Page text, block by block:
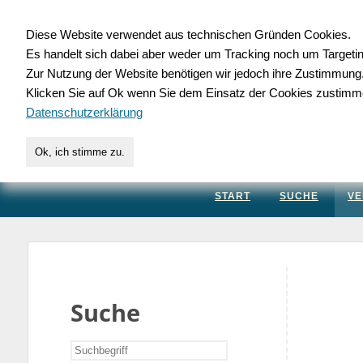
für Handwerk,
START SUCHE
Suche
Diese Website verwendet aus technischen Gründen Cookies.
Es handelt sich dabei aber weder um Tracking noch um
Zur Nutzung der Website benötigen wir jedoch ihre Zustimmung.
Klicken Sie auf Ok wenn Sie dem Einsatz der Cookies
Datenschutzerklärung
Ok, ich stimme zu.